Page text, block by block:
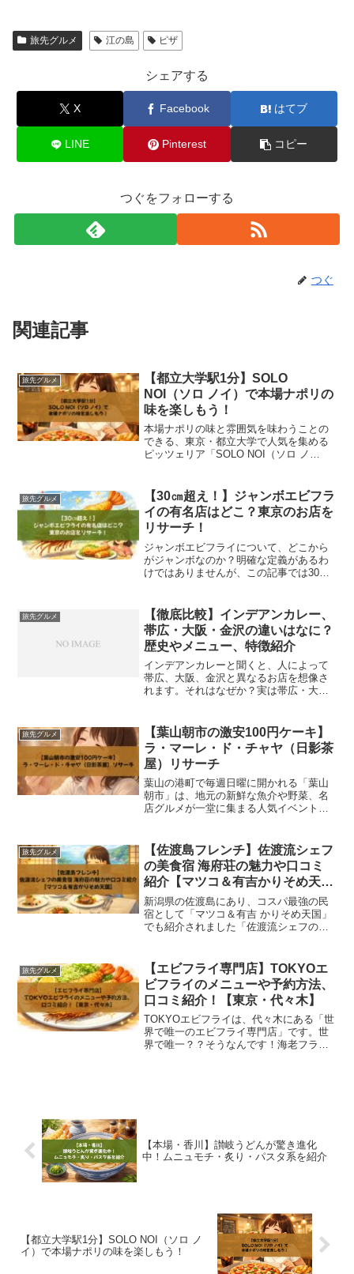
旅先グルメ 江の島 ピザ
シェアする
X Facebook はてブ
LINE Pinterest コピー
つぐをフォローする
つぐ
関連記事
旅先グルメ
【都立大学駅1分】SOLO
NOI（ソロ ノイ）で本場ナポリの
味を楽しもう！
本場ナポリの味と雰囲気を味わうことの
できる、東京・都立大学で人気を集める
ピッツェリア「SOLO NOI（ソロ ノ
だわった前菜やパスタ、肉料理まで、す
べてが本気の一皿で、...
旅先グルメ
【30㎝超え！】ジャンボエビフラ
イの有名店はどこ？東京のお店を
リサーチ！
ジャンボエビフライについて、どこから
がジャンボなのか？明確な定義があるわ
けではありませんが、この記事では30㎝
している都内のお店をリサーチしまし
た。渋谷区代々木のTOK...
旅先グルメ
【徹底比較】インデアンカレー、
帯広・大阪・金沢の違いはなに？
歴史やメニュー、特徴紹介
インデアンカレーと聞くと、人によって
帯広、大阪、金沢と異なるお店を想像さ
れます。それはなぜか？実は帯広・大
もがそれぞれの土地で地域に根差した名
店であるからです。本記事で...
旅先グルメ
【葉山朝市の激安100円ケーキ】
ラ・マーレ・ド・チャヤ（日影茶
屋）リサーチ
葉山の港町で毎週日曜に開かれる「葉山
朝市」は、地元の新鮮な魚介や野菜、名
店グルメが一堂に集まる人気イベントで
ャヤのケーキ切り落とし（1パック100
円）です。行列必至の名...
旅先グルメ
【佐渡島フレンチ】佐渡流シェフ
の美食宿 海府荘の魅力や口コミ
紹介【マツコ＆有吉かりそめ天
国】
新潟県の佐渡島にあり、コスパ最強の民
宿として「マツコ＆有吉 かりそめ天国」
でも紹介されました「佐渡流シェフの美
げ、マツコさんは「行ってみたい」と興
味津々な発言をされたほど...
旅先グルメ
【エビフライ専門店】TOKYOエ
ビフライのメニューや予約方法、
口コミ紹介！【東京・代々木】
TOKYOエビフライは、代々木にある「世
界で唯一のエビフライ専門店」です。世
界で唯一？？そうなんです！海老フライ
【本場・香川】讃岐うどんが驚き進化
中！ムニュモチ・炙り・パスタ系を紹介
【都立大学駅1分】SOLO NOI（ソロ ノ
イ）で本場ナポリの味を楽しもう！